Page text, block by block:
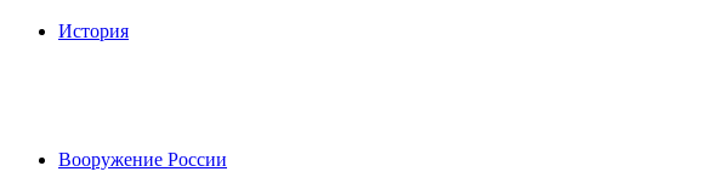
История
Вооружение России